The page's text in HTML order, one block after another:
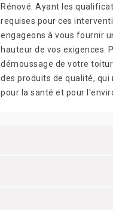
Rénové. Ayant les
requises pour ces
engageons à vous fournir
hauteur de vos exigences.
démoussage de votre
des produits de qualité, qui
pour la santé et pour